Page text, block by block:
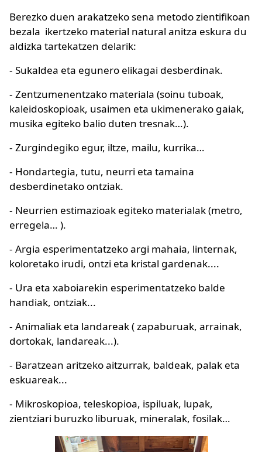
Berezko duen arakatzeko sena metodo zientifikoan
bezala ikertzeko material natural anitza eskura du
aldizka tartekatzen delarik:
- Sukaldea eta egunero elikagai desberdinak.
- Zentzumenentzako materiala (soinu tuboak,
kaleidoskopioak, usaimen eta ukimenerako gaiak,
musika egiteko balio duten tresnak…).
- Zurgindegiko egur, iltze, mailu, kurrika…
- Hondartegia, tutu, neurri eta tamaina
desberdinetako ontziak.
- Neurrien estimazioak egiteko materialak (metro,
erregela… ).
- Argia esperimentatzeko argi mahaia, linternak,
koloretako irudi, ontzi eta kristal gardenak....
- Ura eta xaboiarekin esperimentatzeko balde
handiak, ontziak...
- Animaliak eta landareak ( zapaburuak, arrainak,
dortokak, landareak...).
- Baratzean aritzeko aitzurrak, baldeak, palak eta
eskuareak...
- Mikroskopioa, teleskopioa, ispiluak, lupak,
zientziari buruzko liburuak, mineralak, fosilak…